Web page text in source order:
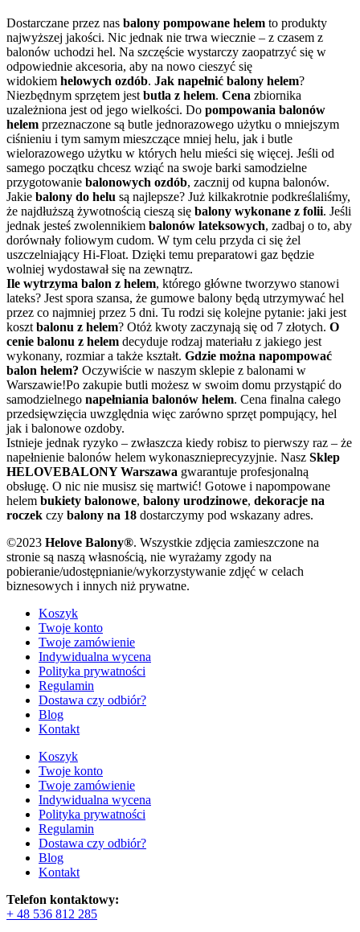
Dostarczane przez nas balony pompowane helem to produkty
najwyższej jakości. Nic jednak nie trwa wiecznie – z czasem z
balonów uchodzi hel. Na szczęście wystarczy zaopatrzyć się w
odpowiednie akcesoria, aby na nowo cieszyć się
widokiem helowych ozdób. Jak napełnić balony helem?
Niezbędnym sprzętem jest butla z helem. Cena zbiornika
uzależniona jest od jego wielkości. Do pompowania balonów
helem przeznaczone są butle jednorazowego użytku o mniejszym
ciśnieniu i tym samym mieszczące mniej helu, jak i butle
wielorazowego użytku w których helu mieści się więcej. Jeśli od
samego początku chcesz wziąć na swoje barki samodzielne
przygotowanie balonowych ozdób, zacznij od kupna balonów.
Jakie balony do helu są najlepsze? Już kilkakrotnie podkreślaliśmy,
że najdłuższą żywotnością cieszą się balony wykonane z folii. Jeśli
jednak jesteś zwolennikiem balonów lateksowych, zadbaj o to, aby
dorównały foliowym cudom. W tym celu przyda ci się żel
uszczelniający Hi-Float. Dzięki temu preparatowi gaz będzie
wolniej wydostawał się na zewnątrz.
Ile wytrzyma balon z helem, którego główne tworzywo stanowi
lateks? Jest spora szansa, że gumowe balony będą utrzymywać hel
przez co najmniej przez 5 dni. Tu rodzi się kolejne pytanie: jaki jest
koszt balonu z helem? Otóż kwoty zaczynają się od 7 złotych. O
cenie balonu z helem decyduje rodzaj materiału z jakiego jest
wykonany, rozmiar a także kształt. Gdzie można napompować
balon helem? Oczywiście w naszym sklepie z balonami w
Warszawie!Po zakupie butli możesz w swoim domu przystąpić do
samodzielnego napełniania balonów helem. Cena finalna całego
przedsięwzięcia uwzględnia więc zarówno sprzęt pompujący, hel
jak i balonowe ozdoby.
Istnieje jednak ryzyko – zwłaszcza kiedy robisz to pierwszy raz – że
napełnienie balonów helem wykonasznieprecyzyjnie. Nasz Sklep
HELOVEBALONY Warszawa gwarantuje profesjonalną
obsługę. O nic nie musisz się martwić! Gotowe i napompowane
helem bukiety balonowe, balony urodzinowe, dekoracje na
roczek czy balony na 18 dostarczymy pod wskazany adres.
©2023 Helove Balony®. Wszystkie zdjęcia zamieszczone na
stronie są naszą własnością, nie wyrażamy zgody na
pobieranie/udostępnianie/wykorzystywanie zdjęć w celach
biznesowych i innych niż prywatne.
Koszyk
Twoje konto
Twoje zamówienie
Indywidualna wycena
Polityka prywatności
Regulamin
Dostawa czy odbiór?
Blog
Kontakt
Koszyk
Twoje konto
Twoje zamówienie
Indywidualna wycena
Polityka prywatności
Regulamin
Dostawa czy odbiór?
Blog
Kontakt
Telefon kontaktowy:
+ 48 536 812 285